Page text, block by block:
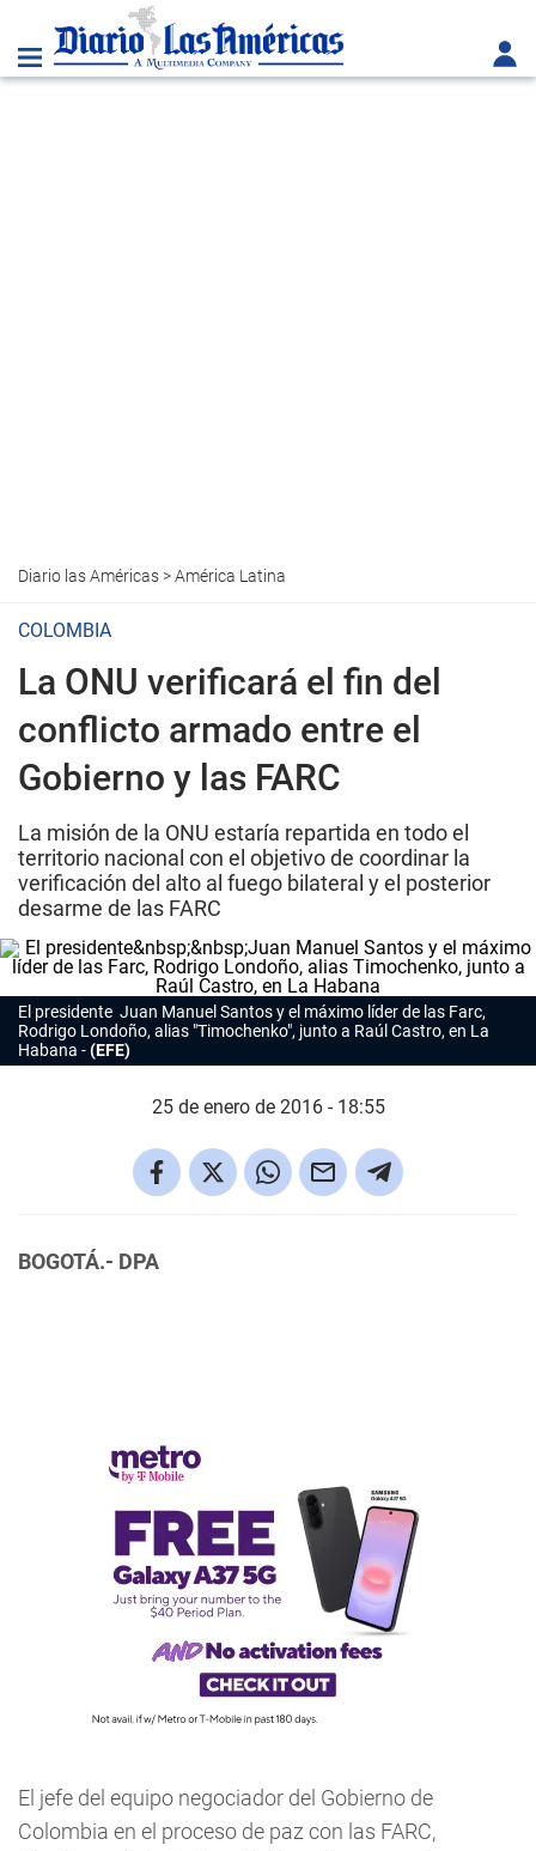
Diario las Américas>América Latina
COLOMBIA
La ONU verificará el fin del
conflicto armado entre el
Gobierno y las FARC
La misión de la ONU estaría repartida en todo el
territorio nacional con el objetivo de coordinar la
verificación del alto al fuego bilateral y el posterior
desarme de las FARC
El presidente Juan Manuel Santos y el máximo líder de las Farc,
Rodrigo Londoño, alias "Timochenko", junto a Raúl Castro, en La
Habana
(EFE)
25 de enero de 2016 - 18:55
BOGOTÁ.- DPA
El jefe del equipo negociador del Gobierno de
Colombia en el proceso de paz con las FARC,